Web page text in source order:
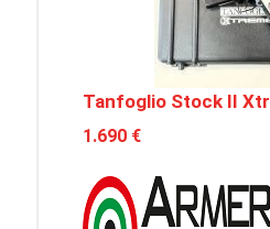
Tanfoglio Stock II
1.690 €